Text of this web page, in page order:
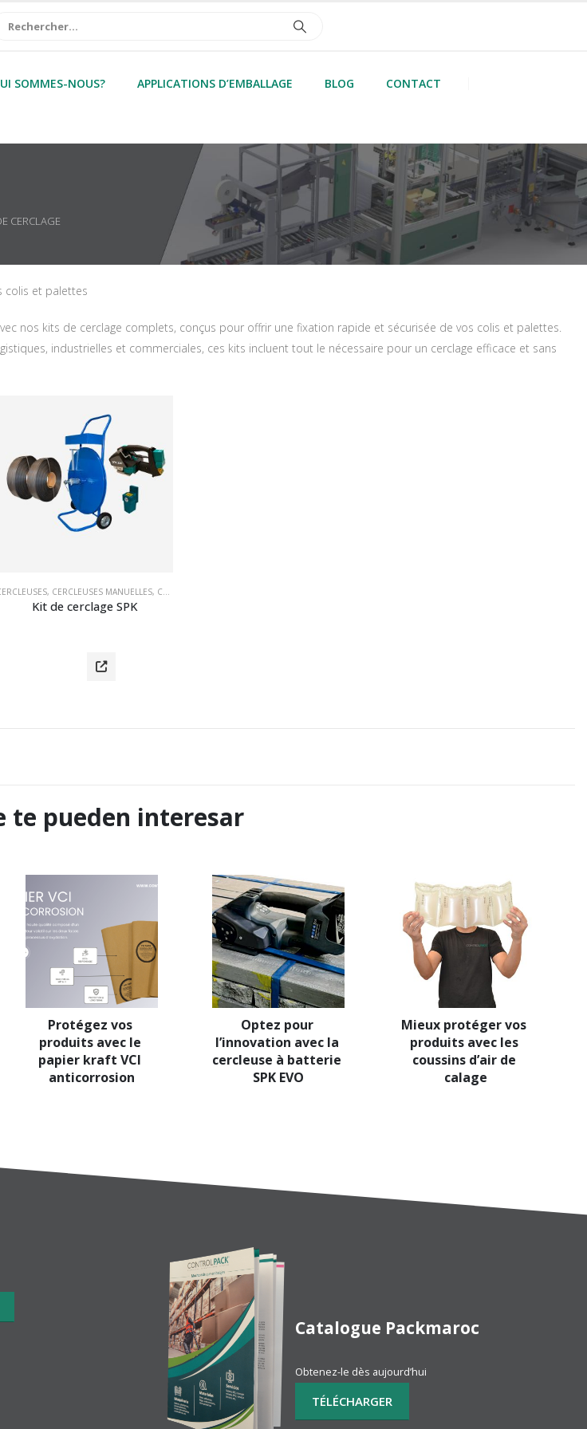
SOMMES-NOUS? APPLICATIONS D’EMBALLAGE BLOG CONTACT
CERCLAGE
colis et palettes
nos kits de cerclage complets, conçus pour offrir une fixation rapide et sécurisée de vos colis et palettes.
industrielles et commerciales, ces kits incluent tout le nécessaire pour un cerclage efficace et sans
,FEUILLARDS ET ACCESSOIRES
, CERCLEUSES MANUELLES, CERCLEUSES MANUELLES POUR PP ET PET
Kit de cerclage SPK
te pueden interesar
Protégez vos
produits avec le
papier kraft VCI
anticorrosion
Optez pour
l’innovation avec la
cercleuse à batterie
SPK EVO
Mieux protéger vos
produits avec les
coussins d’air de
calage
Catalogue Packmaroc
Obtenez-le dès aujourd’hui